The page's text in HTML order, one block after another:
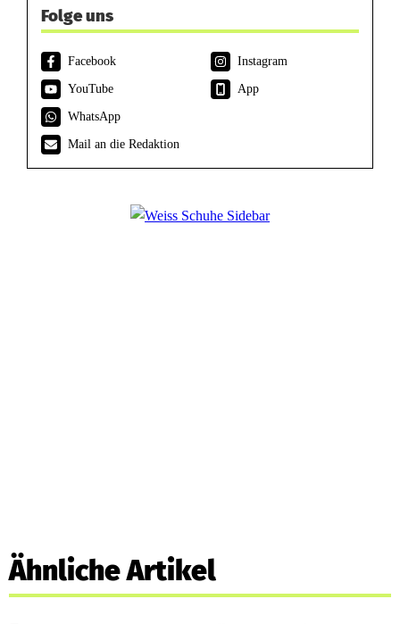
Folge uns
Facebook
Instagram
YouTube
App
WhatsApp
Mail an die Redaktion
Ähnliche Artikel